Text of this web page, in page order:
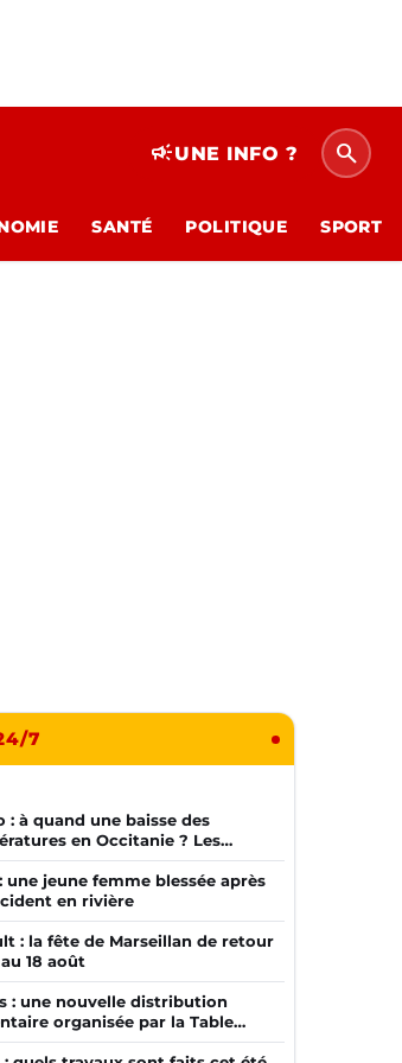
campaignUNE INFO ? search
SANTÉ POLITIQUE SPORT
7
: à quand une baisse des
en Occitanie ? Les
une jeune femme blessée après
en rivière
: la fête de Marseillan de retour
18 août
: une nouvelle distribution
organisée par la Table